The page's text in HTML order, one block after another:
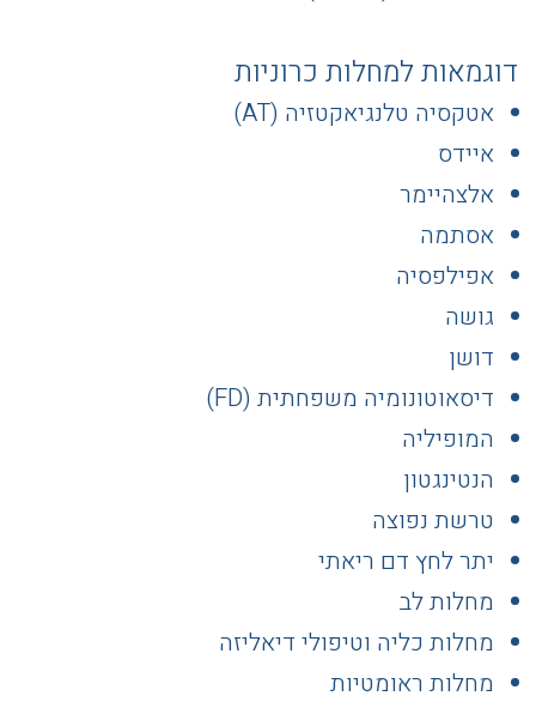
דוגמאות למחלות כרוניות
אטקסיה טלנגיאקטזיה (AT)
איידס
אלצהיימר
אסתמה
אפילפסיה
גושה
דושן
דיסאוטונומיה משפחתית (FD)
המופיליה
הנטינגטון
טרשת נפוצה
יתר לחץ דם ריאתי
מחלות לב
מחלות כליה וטיפולי דיאליזה
מחלות ראומטיות